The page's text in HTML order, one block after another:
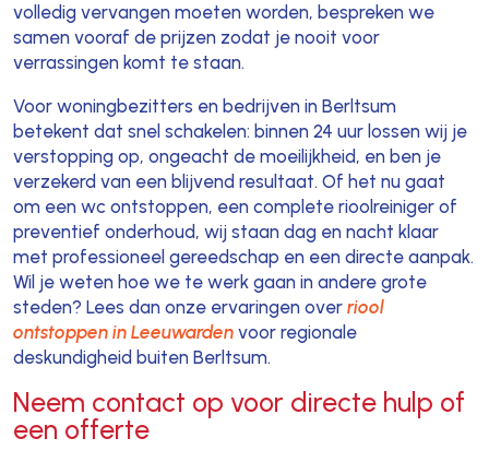
volledig vervangen moeten worden, bespreken we
samen vooraf de prijzen zodat je nooit voor
verrassingen komt te staan.
Voor woningbezitters en bedrijven in Berltsum
betekent dat snel schakelen: binnen 24 uur lossen wij je
verstopping op, ongeacht de moeilijkheid, en ben je
verzekerd van een blijvend resultaat. Of het nu gaat
om een wc ontstoppen, een complete rioolreiniger of
preventief onderhoud, wij staan dag en nacht klaar
met professioneel gereedschap en een directe aanpak.
Wil je weten hoe we te werk gaan in andere grote
steden? Lees dan onze ervaringen over riool
ontstoppen in Leeuwardenvoor regionale
deskundigheid buiten Berltsum.
Neem contact op voor directe hulp of
een offerte